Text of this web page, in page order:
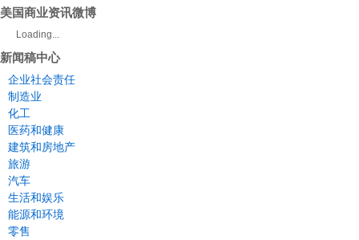
美国商业资讯微博
Loading...
新闻稿中心
企业社会责任
制造业
化工
医药和健康
建筑和房地产
旅游
汽车
生活和娱乐
能源和环境
零售